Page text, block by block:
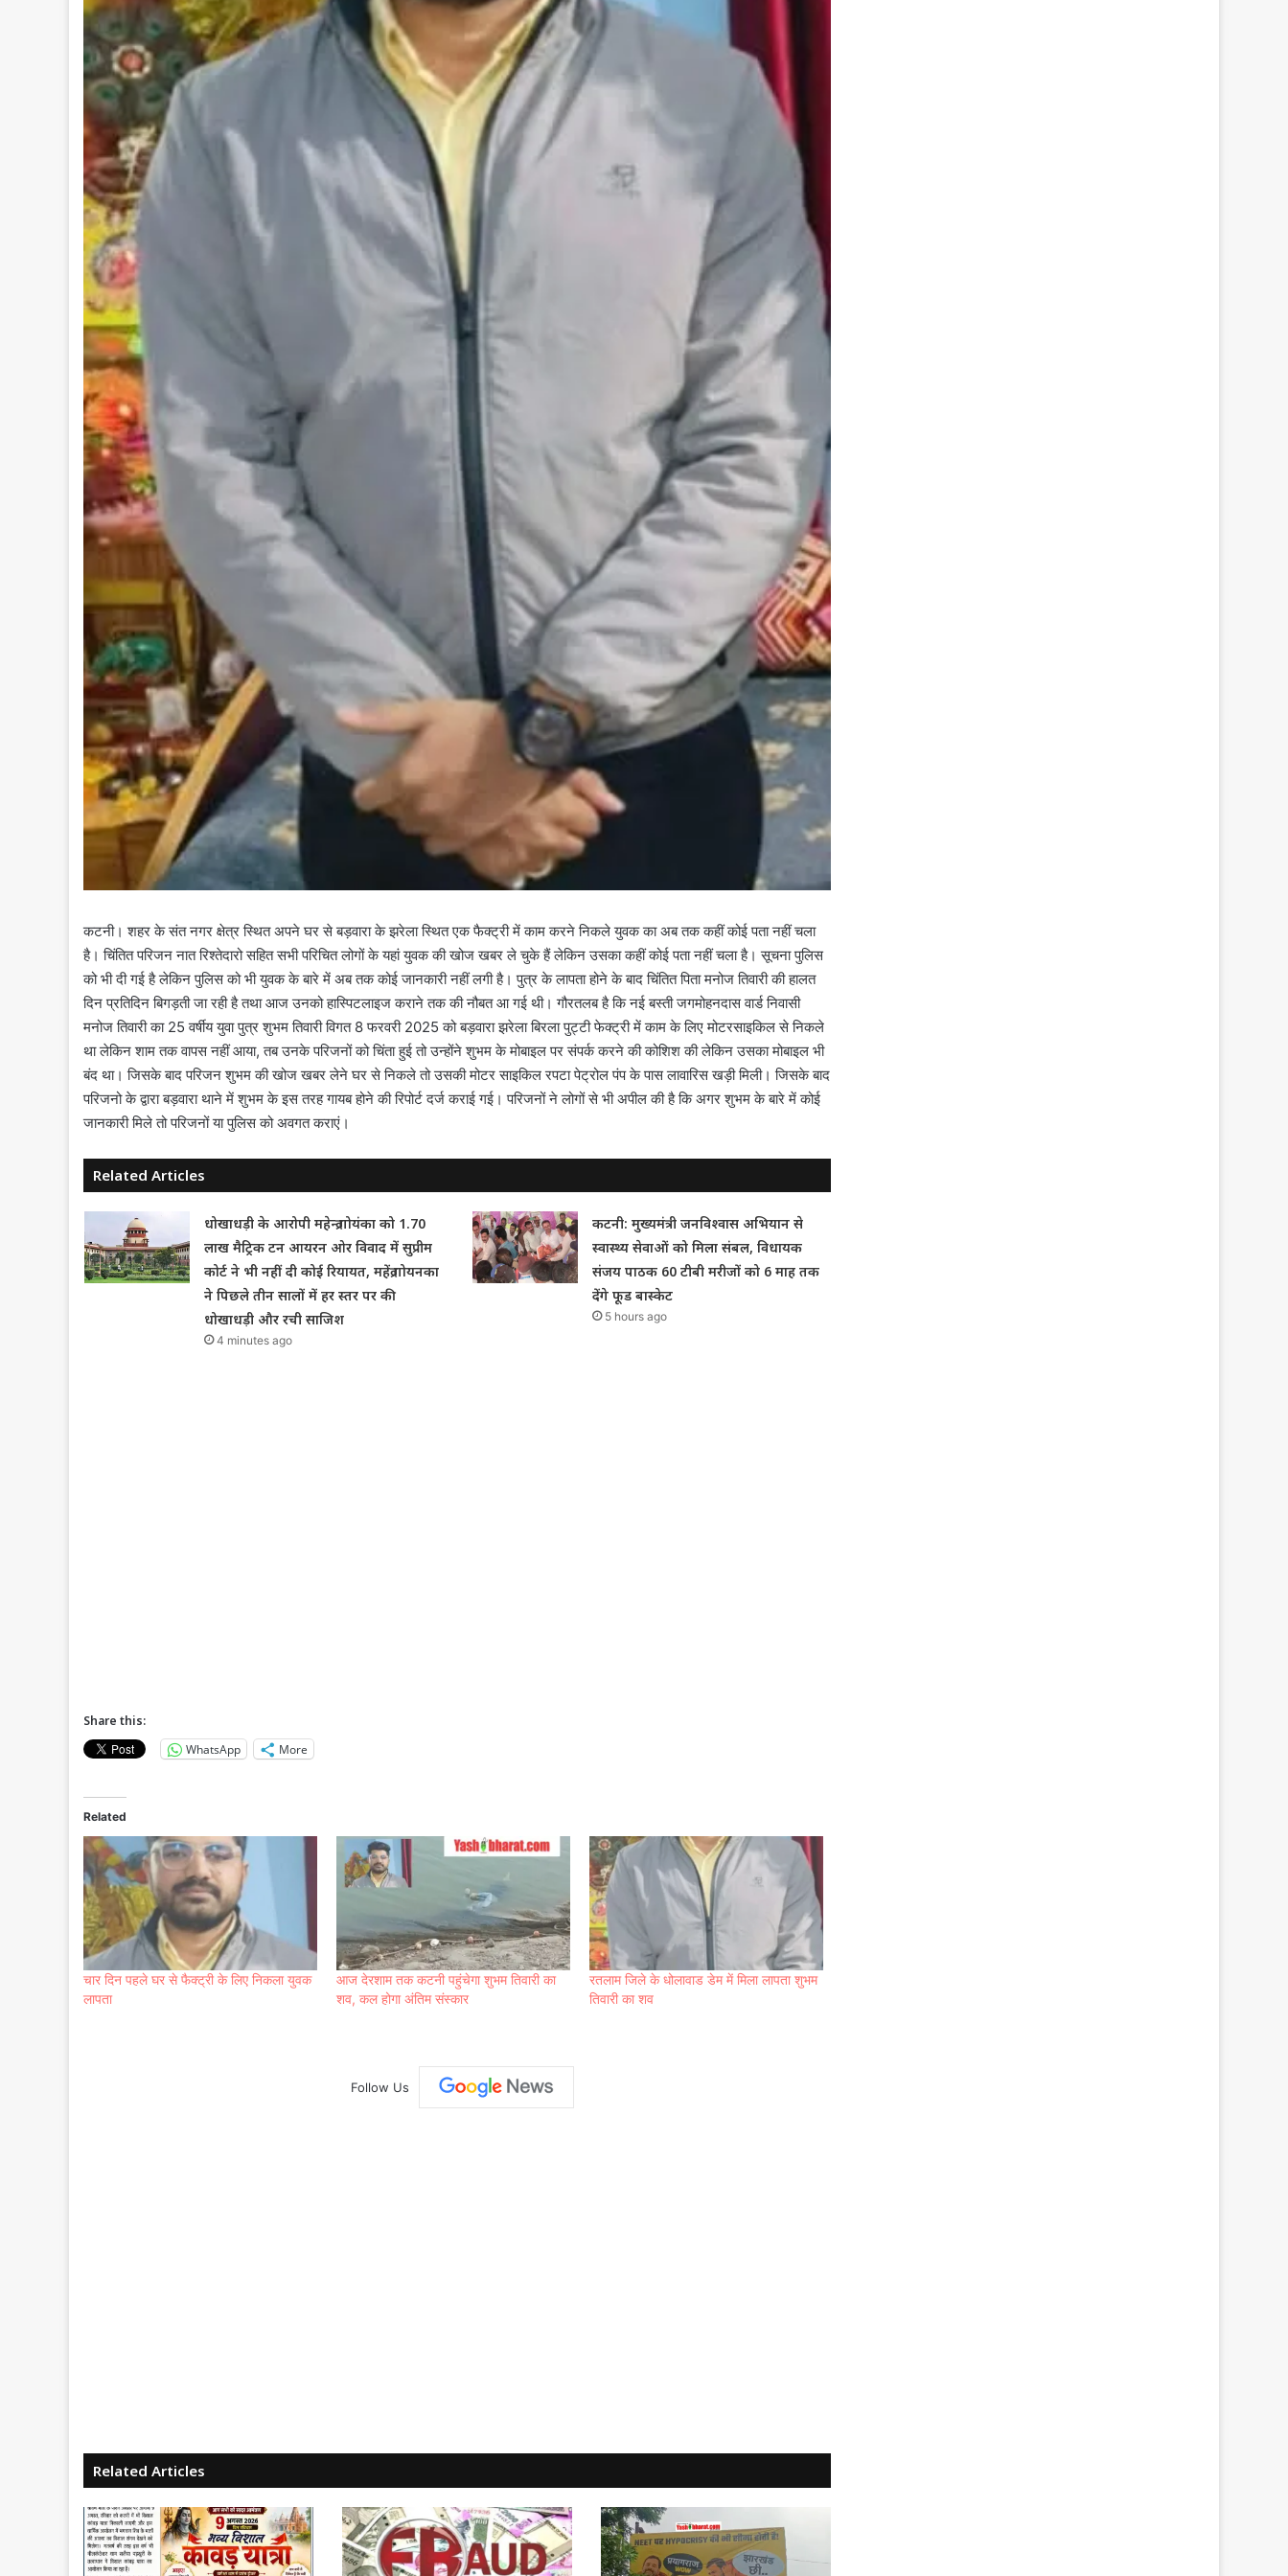
कटनी। शहर के संत नगर क्षेत्र स्थित अपने घर से बड़वारा के झरेला स्थित एक फैक्ट्री में काम करने निकले युवक का अब तक कहीं कोई पता नहीं चला
है। चिंतित परिजन नात रिश्तेदारो सहित सभी परिचित लोगों के यहां युवक की खोज खबर ले चुके हैं लेकिन उसका कहीं कोई पता नहीं चला है। सूचना पुलिस
को भी दी गई है लेकिन पुलिस को भी युवक के बारे में अब तक कोई जानकारी नहीं लगी है। पुत्र के लापता होने के बाद चिंतित पिता मनोज तिवारी की हालत
दिन प्रतिदिन बिगड़ती जा रही है तथा आज उनको हास्पिटलाइज कराने तक की नौबत आ गई थी। गौरतलब है कि नई बस्ती जगमोहनदास वार्ड निवासी
मनोज तिवारी का 25 वर्षीय युवा पुत्र शुभम तिवारी विगत 8 फरवरी 2025 को बड़वारा झरेला बिरला पुट्टी फेक्ट्री में काम के लिए मोटरसाइकिल से निकले
था लेकिन शाम तक वापस नहीं आया, तब उनके परिजनों को चिंता हुई तो उन्होंने शुभम के मोबाइल पर संपर्क करने की कोशिश की लेकिन उसका मोबाइल भी
बंद था। जिसके बाद परिजन शुभम की खोज खबर लेने घर से निकले तो उसकी मोटर साइकिल रपटा पेट्रोल पंप के पास लावारिस खड़ी मिली। जिसके बाद
परिजनो के द्वारा बड़वारा थाने में शुभम के इस तरह गायब होने की रिपोर्ट दर्ज कराई गई। परिजनों ने लोगों से भी अपील की है कि अगर शुभम के बारे में कोई
जानकारी मिले तो परिजनों या पुलिस को अवगत कराएं।
Related Articles
धोखाधड़ी के आरोपी महेन्द्र गोयंका को 1.70
लाख मैट्रिक टन आयरन ओर विवाद में सुप्रीम
कोर्ट ने भी नहीं दी कोई रियायत, महेंद्र गोयनका
ने पिछले तीन सालों में हर स्तर पर की
धोखाधड़ी और रची साजिश
4 minutes ago
कटनी: मुख्यमंत्री जनविश्वास अभियान से
स्वास्थ्य सेवाओं को मिला संबल, विधायक
संजय पाठक 60 टीबी मरीजों को 6 माह तक
देंगे फूड बास्केट
5 hours ago
Share this:
WhatsApp
More
Related
चार दिन पहले घर से फैक्ट्री के लिए निकला युवक
लापता
आज देरशाम तक कटनी पहुंचेगा शुभम तिवारी का
शव, कल होगा अंतिम संस्कार
रतलाम जिले के धोलावाड डेम में मिला लापता शुभम
तिवारी का शव
Follow Us
Related Articles